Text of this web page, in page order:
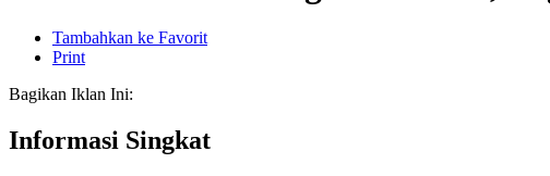
Tambahkan ke Favorit
Print
Bagikan Iklan Ini:
Informasi Singkat